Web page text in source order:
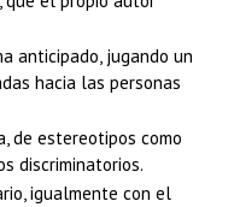
anticipado, jugando un
hacia las personas
de estereotipos como
discriminatorios.
igualmente con el